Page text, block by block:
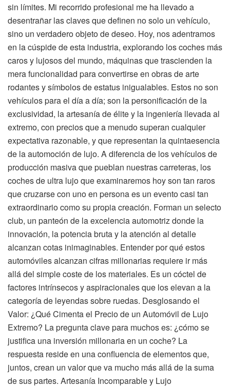
sin límites. Mi recorrido profesional me ha llevado a
desentrañar las claves que definen no solo un vehículo,
sino un verdadero objeto de deseo. Hoy, nos adentramos
en la cúspide de esta industria, explorando los coches más
caros y lujosos del mundo, máquinas que trascienden la
mera funcionalidad para convertirse en obras de arte
rodantes y símbolos de estatus inigualables. Estos no son
vehículos para el día a día; son la personificación de la
exclusividad, la artesanía de élite y la ingeniería llevada al
extremo, con precios que a menudo superan cualquier
expectativa razonable, y que representan la quintaesencia
de la automoción de lujo. A diferencia de los vehículos de
producción masiva que pueblan nuestras carreteras, los
coches de ultra lujo que examinaremos hoy son tan raros
que cruzarse con uno en persona es un evento casi tan
extraordinario como su propia creación. Forman un selecto
club, un panteón de la excelencia automotriz donde la
innovación, la potencia bruta y la atención al detalle
alcanzan cotas inimaginables. Entender por qué estos
automóviles alcanzan cifras millonarias requiere ir más
allá del simple coste de los materiales. Es un cóctel de
factores intrínsecos y aspiracionales que los elevan a la
categoría de leyendas sobre ruedas. Desglosando el
Valor: ¿Qué Cimenta el Precio de un Automóvil de Lujo
Extremo? La pregunta clave para muchos es: ¿cómo se
justifica una inversión millonaria en un coche? La
respuesta reside en una confluencia de elementos que,
juntos, crean un valor que va mucho más allá de la suma
de sus partes. Artesanía Incomparable y Lujo